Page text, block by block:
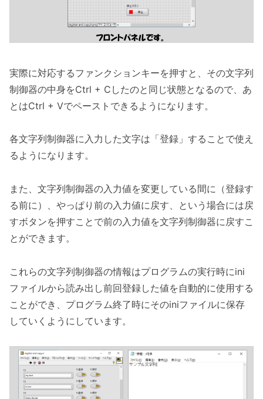
実際に対応するファンクションキーを押すと、その文字列
制御器の中身をCtrl + Cしたのと同じ状態となるので、あ
とはCtrl + Vでペーストできるようになります。
各文字列制御器に入力した文字は「登録」することで使え
るようになります。
また、文字列制御器の入力値を変更している間に（登録す
る前に）、やっぱり前の入力値に戻す、という場合には戻
すボタンを押すことで前の入力値を文字列制御器に戻すこ
とができます。
これらの文字列制御器の情報はプログラムの実行時にini
ファイルから読み出し前回登録した値を自動的に使用する
ことができ、プログラム終了時にそのiniファイルに保存
していくようにしています。